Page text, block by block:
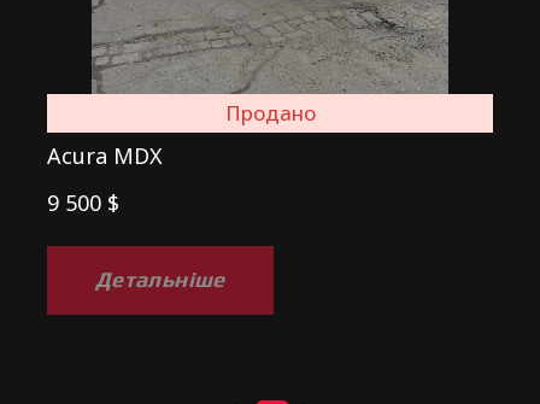
Продано
Acura MDX
9 500 $
Детальніше